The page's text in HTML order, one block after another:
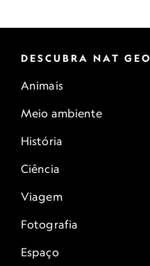
DESCUBRA NAT GEO
Animais
Meio ambiente
História
Ciência
Viagem
Fotografia
Espaço